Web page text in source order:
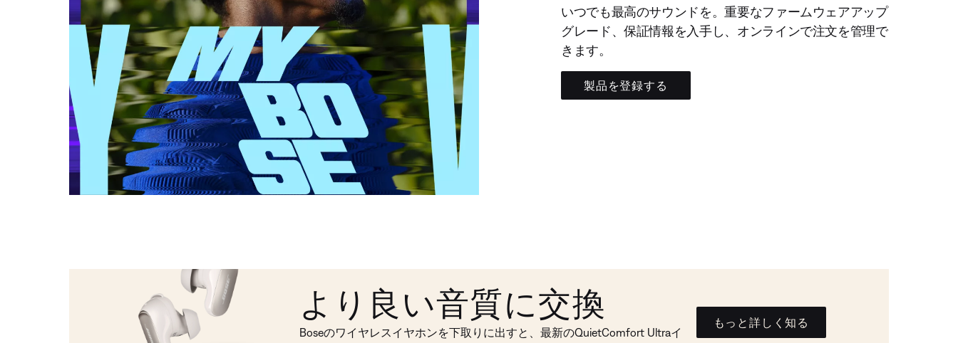
いつでも最高のサウンドを。重要なファームウェアアップ
グレード、保証情報を入手し、オンラインで注文を管理で
きます。
製品を登録する
より良い音質に交換
Boseのワイヤレスイヤホンを下取りに出すと、最新のQuietComfort Ultraイ
もっと詳しく知る